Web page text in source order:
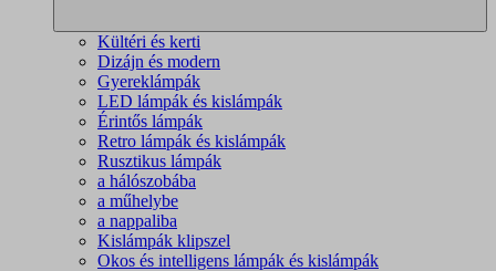
Kültéri és kerti
Dizájn és modern
Gyereklámpák
LED lámpák és kislámpák
Érintős lámpák
Retro lámpák és kislámpák
Rusztikus lámpák
a hálószobába
a műhelybe
a nappaliba
Kislámpák klipszel
Okos és intelligens lámpák és kislámpák